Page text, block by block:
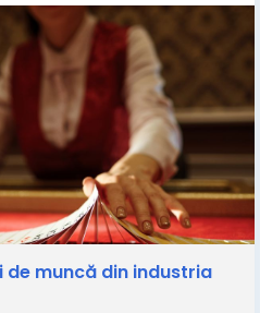
muncă din industria